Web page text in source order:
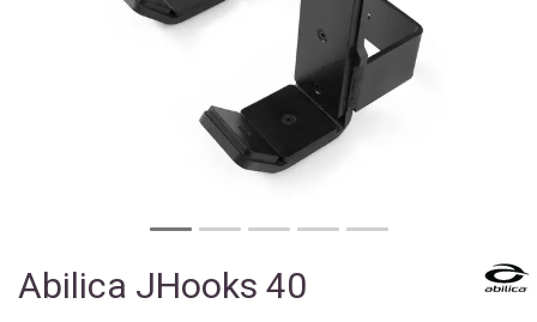
Abilica JHooks 40